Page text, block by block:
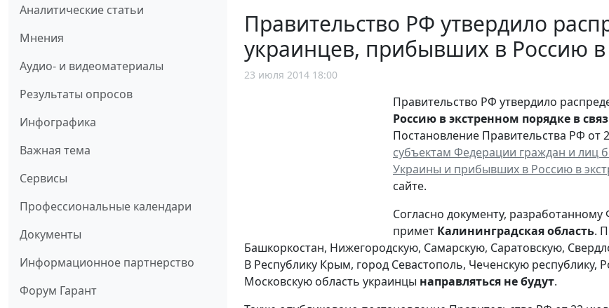
Аналитические статьи
Мнения
Аудио- и видеоматериалы
Результаты опросов
Инфографика
Важная тема
Сервисы
Профессиональные календари
Документы
Информационное партнерство
Форум Гарант
Правительство РФ утвердило
украинцев, прибывших в Россию в
23 июля 2014 18:00
Правительство РФ утвердило
Россию в экстренном порядке в
Постановление Правительства РФ от
субъектам Федерации граждан и лиц
Украины и прибывших в Россию в
сайте.
Согласно документу,
примет Калининградская область.
Башкоркостан, Нижегородскую, Самарскую, Саратовскую,
В Республику Крым, город Севастополь, Чеченскую республику,
Московскую область украинцы направляться не будут.